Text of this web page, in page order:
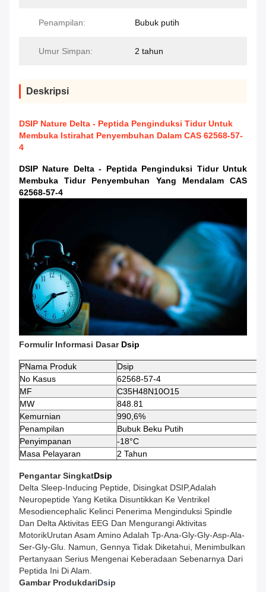
Penampilan: Bubuk putih
Umur Simpan: 2 tahun
Deskripsi
DSIP Nature Delta - Peptida Penginduksi Tidur Untuk
Membuka Istirahat Penyembuhan Dalam CAS 62568-57-
4
DSIP Nature Delta - Peptida Penginduksi Tidur Untuk
Membuka Tidur Penyembuhan Yang Mendalam CAS
62568-57-4
Formulir Informasi Dasar Dsip
PNama Produk
Dsip
No Kasus
62568-57-4
MF
C35H48N10O15
MW
848.81
Kemurnian
990,6%
Penampilan
Bubuk Beku Putih
Penyimpanan
-18°C
Masa Pelayaran
2 Tahun
Pengantar SingkatDsip
Delta Sleep-Inducing Peptide, Disingkat DSIP,adalah
Neuropeptide Yang Ketika Disuntikkan Ke Ventrikel
Mesodiencephalic Kelinci Penerima Menginduksi Spindle
Dan Delta Aktivitas EEG Dan Mengurangi Aktivitas
MotorikUrutan Asam Amino Adalah Тр-Ала-Gly-Gly-Asp-Ala-
Ser-Gly-Glu. Namun, Gennya Tidak Diketahui, Menimbulkan
Pertanyaan Serius Mengenai Keberadaan Sebenarnya Dari
Peptida Ini Di Alam.
Gambar ProdukDariDsip